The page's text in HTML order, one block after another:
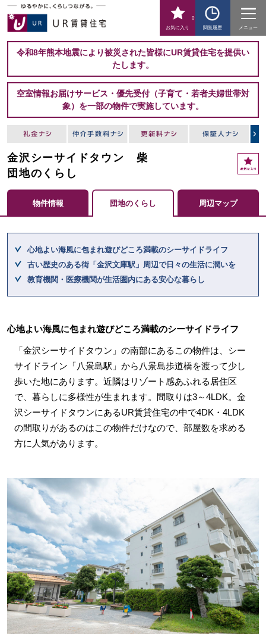
お気に入り
0
閲覧履歴
メニュー
令和8年熊本地震により被災された皆様にUR賃貸住宅を提供い
たします。
空室情報お届けサービス・優先受付（子育て・若者夫婦世帯対
象）を一部の物件で実施しています。
金沢シーサイドタウン 柴
団地のくらし
お
気
入
り
物件情報 団地のくらし 周辺マップ
心地よい海風に包まれ遊びどころ満載のシーサイドライフ
古い歴史のある街「金沢文庫駅」周辺で日々の生活に潤いを
教育機関・医療機関が生活圏内にある安心な暮らし
心地よい海風に包まれ遊びどころ満載のシーサイドライフ
「金沢シーサイドタウン」の南部にあるこの物件は、シー
サイドライン「八景島駅」から八景島歩道橋を渡って少し
歩いた地にあります。近隣はリゾート感あふれる居住区
で、暮らしに多様性が生まれます。間取りは3～4LDK。金
沢シーサイドタウンにあるUR賃貸住宅の中で4DK・4LDK
の間取りがあるのはこの物件だけなので、部屋数を求める
方に人気があります。